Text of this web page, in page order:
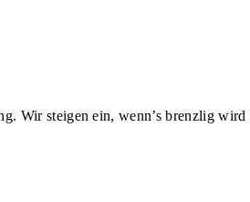
Wir steigen ein, wenn’s brenzlig wird